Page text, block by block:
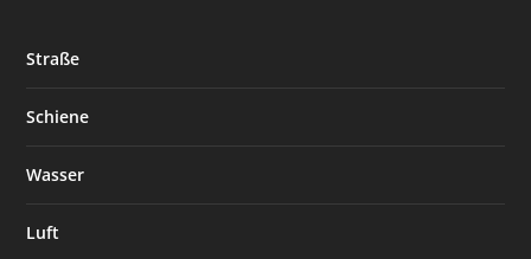
Straße
Schiene
Wasser
Luft